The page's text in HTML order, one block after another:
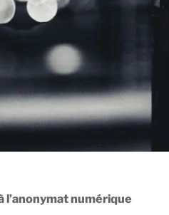
l’anonymat numérique